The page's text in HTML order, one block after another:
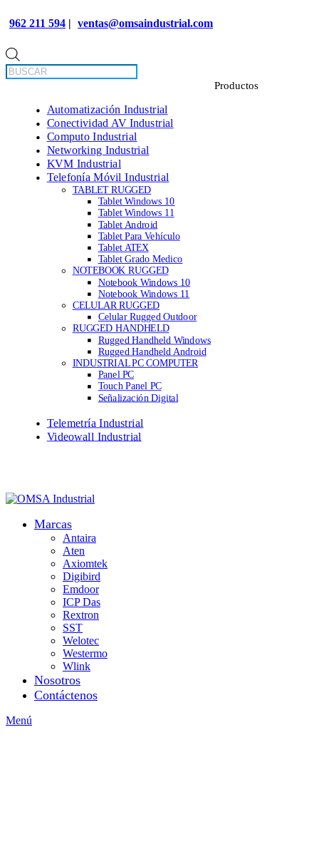
962 211 594 | ventas@omsaindustrial.com
de
productos
Automatización Industrial
Conectividad AV Industrial
Computo Industrial
Networking Industrial
KVM Industrial
Telefonía Móvil Industrial
TABLET RUGGED
Tablet Windows 10
Tablet Windows 11
Tablet Android
Tablet Para Vehículo
Tablet ATEX
Tablet Grado Medico
NOTEBOOK RUGGED
Notebook Windows 10
Notebook Windows 11
CELULAR RUGGED
Celular Rugged Outdoor
RUGGED HANDHELD
Rugged Handheld Windows
Rugged Handheld Android
INDUSTRIAL PC COMPUTER
Panel PC
Touch Panel PC
Señalización Digital
Telemetría Industrial
Videowall Industrial
Marcas
Antaira
Aten
Axiomtek
Digibird
Emdoor
ICP Das
Rextron
SST
Welotec
Westermo
Wlink
Nosotros
Contáctenos
Menú